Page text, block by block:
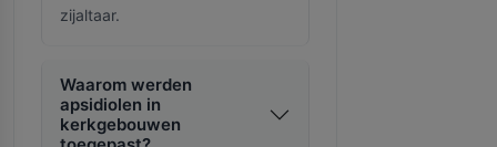
zijaltaar.
Waarom werden
apsidiolen in
kerkgebouwen